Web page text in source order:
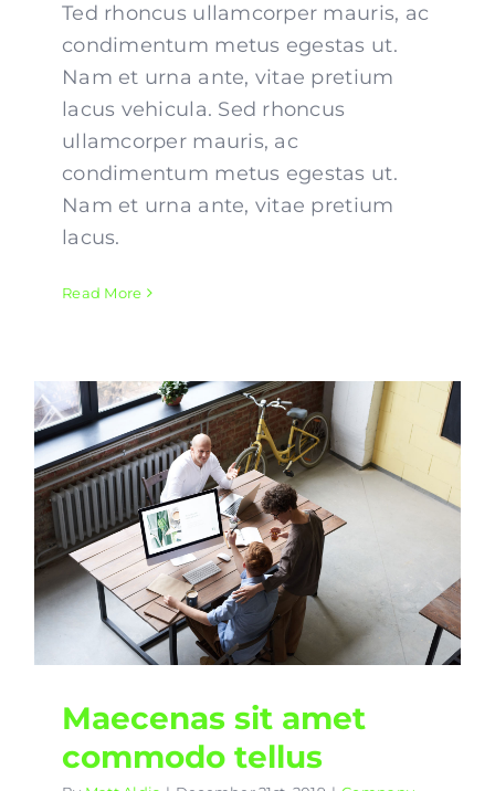
Ted rhoncus ullamcorper mauris, ac
condimentum metus egestas ut.
Nam et urna ante, vitae pretium
lacus vehicula. Sed rhoncus
ullamcorper mauris, ac
condimentum metus egestas ut.
Nam et urna ante, vitae pretium
lacus.
Read More
Maecenas sit amet
commodo tellus